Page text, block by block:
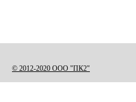
© 2012-2020 ООО "ПК2"